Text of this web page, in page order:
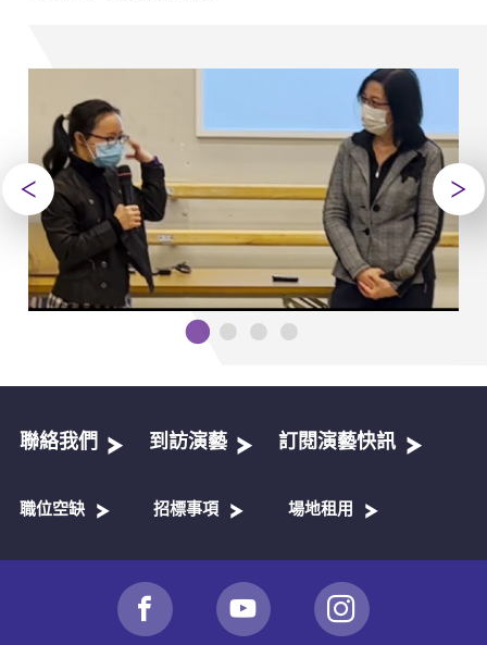
聯絡我們 到訪演藝 訂閱演藝快訊
職位空缺 招標事項 場地租用